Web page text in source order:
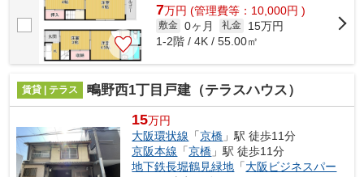
7万円 (管理費等：10,000円 )
敷金 0ヶ月 礼金
15万円
1-2階 / 4K / 55.00㎡
賃貸 | テラス 鴫野西1丁目戸建（テラスハウス）
15万円
大阪環状線 「京橋 」駅 徒歩11分
京阪本線 「京橋 」駅 徒歩11分
地下鉄長堀鶴見緑地 「大阪ビジネスパー